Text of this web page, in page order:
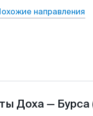
направления
Доха — Бурса